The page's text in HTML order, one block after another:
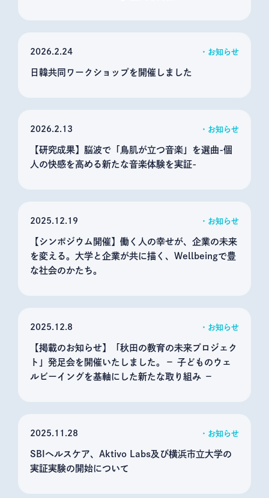
2026 2.24 お知らせ
日韓共同ワークショップを開催しました
2026 2.13 お知らせ
【研究成果】脳波で「鳥肌が立つ音楽」を選曲-個
人の快感を高める新たな音楽体験を実証-
2025 12.19 お知らせ
【シンポジウム開催】働く人の幸せが、企業の未来
を変える。大学と企業が共に描く、Wellbeingで豊
な社会のかたち。
2025 12.8 お知らせ
【掲載のお知らせ】「秋田の教育の未来プロジェク
ト」発足会を開催いたしました。－ 子どものウェ
ルビーイングを基軸にした新たな取り組み －
2025 11.28 お知らせ
SBIヘルスケア、Aktivo Labs及び横浜市立大学の
実証実験の開始について